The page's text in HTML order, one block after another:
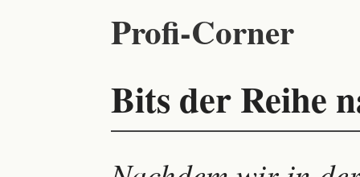
Profi-Corner
Bits der Reihe